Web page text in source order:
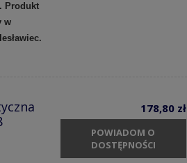
Produkt
w
178,80 zł
POWIADOM O
DOSTĘPNOŚCI